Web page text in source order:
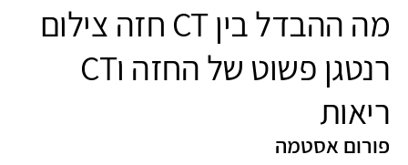
ועוד...
מה ההבדל בין CT חזה צילום
רנטגן פשוט של החזה וCT
ריאות
פורום אסטמה